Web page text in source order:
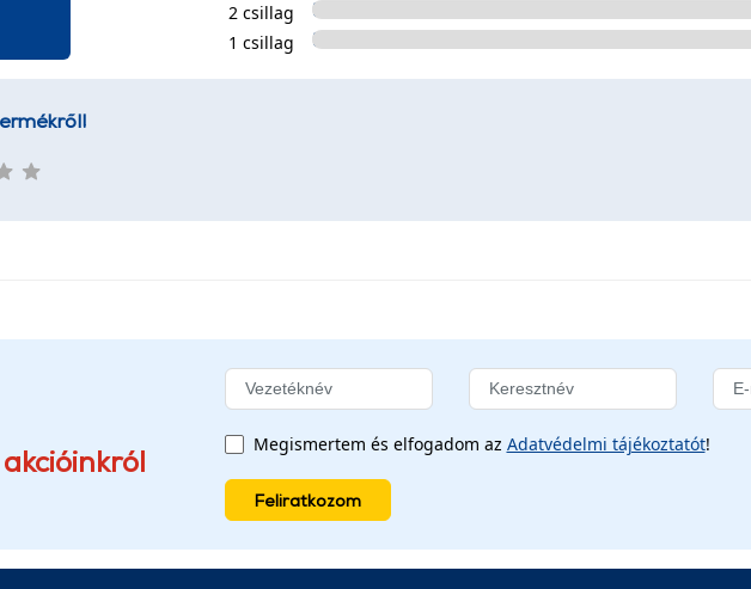
2 csillag
1 csillag
Megismertem és elfogadom az Adatvédelmi tájékoztatót!
Feliratkozom